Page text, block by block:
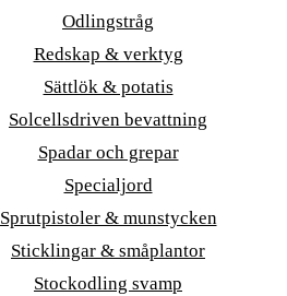
Odlingstråg
Redskap & verktyg
Sättlök & potatis
Solcellsdriven bevattning
Spadar och grepar
Specialjord
Sprutpistoler & munstycken
Sticklingar & småplantor
Stockodling svamp